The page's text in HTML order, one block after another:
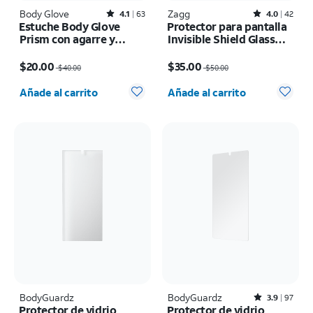
Body Glove Rated4.1out of 5 stars with63reviews
4.1 63
Estuche Body Glove
Prism con agarre y
$20.00$40.00
Cantidad seleccionada: 0
Añade al carrito
Zagg Rated4out of 5 stars with42reviews
4.0 42
Protector para pantalla
Invisible Shield Glass
$35.00$50.00
Cantidad seleccionada: 0
Añade al carrito
BodyGuardz
Protector de vidrio
BodyGuardz Rated3.9out of 5 stars with97reviews
3.9 97
Protector de vidrio